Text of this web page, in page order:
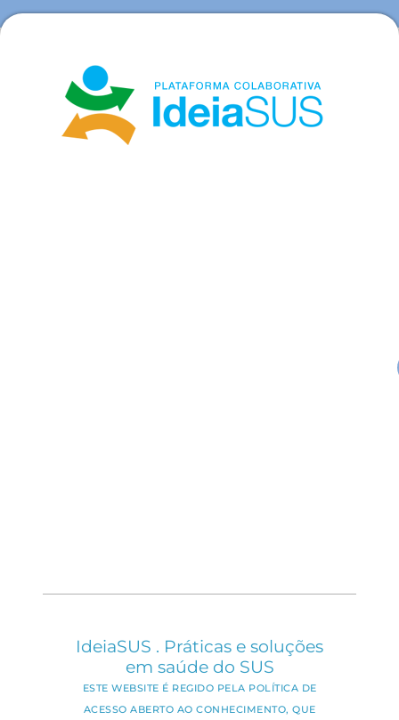
IdeiaSUS . Práticas e soluções
em saúde do SUS
ESTE WEBSITE É REGIDO PELA POLÍTICA DE
ACESSO ABERTO AO CONHECIMENTO, QUE